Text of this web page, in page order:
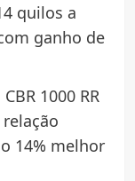
quilos a
ganho de
1000 RR
14% melhor